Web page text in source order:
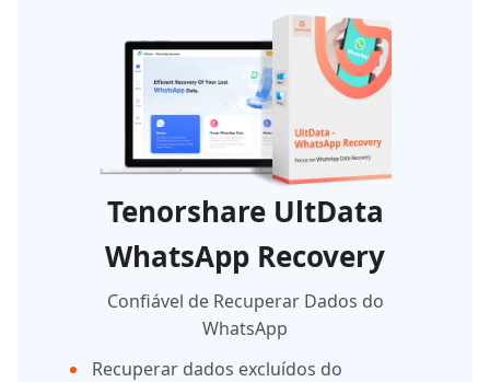
Tenorshare UltData
WhatsApp Recovery
Confiável de Recuperar Dados do
WhatsApp
Recuperar dados excluídos do